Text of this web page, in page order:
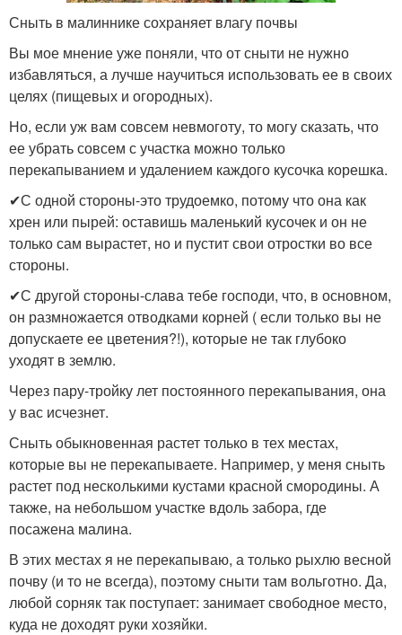
Сныть в малиннике сохраняет влагу почвы
Вы мое мнение уже поняли, что от сныти не нужно
избавляться, а лучше научиться использовать ее в своих
целях (пищевых и огородных).
Но, если уж вам совсем невмоготу, то могу сказать, что
ее убрать совсем с участка можно только
перекапыванием и удалением каждого кусочка корешка.
✔С одной стороны-это трудоемко, потому что она как
хрен или пырей: оставишь маленький кусочек и он не
только сам вырастет, но и пустит свои отростки во все
стороны.
✔С другой стороны-слава тебе господи, что, в основном,
он размножается отводками корней ( если только вы не
допускаете ее цветения?!), которые не так глубоко
уходят в землю.
Через пару-тройку лет постоянного перекапывания, она
у вас исчезнет.
Сныть обыкновенная растет только в тех местах,
которые вы не перекапываете. Например, у меня сныть
растет под несколькими кустами красной смородины. А
также, на небольшом участке вдоль забора, где
посажена малина.
В этих местах я не перекапываю, а только рыхлю весной
почву (и то не всегда), поэтому сныти там вольготно. Да,
любой сорняк так поступает: занимает свободное место,
куда не доходят руки хозяйки.